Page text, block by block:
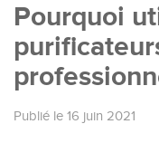
Pourquoi
Publié le 16 juin 2021